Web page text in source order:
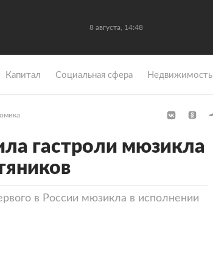
8 августа, 14:48
Капитал Социальная сфера Недвижимость
гастроли мюзикла
в России мюзикла в исполнении